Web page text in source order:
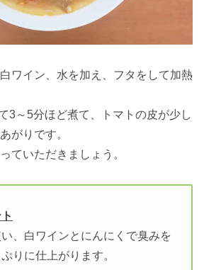
ワイン、水を加え、フタをして加熱
3～5分ほど煮て、トマトの皮が少し
がりです。
ていただきましょう。
、白ワインとにんにくで臭みを
りに仕上がります。